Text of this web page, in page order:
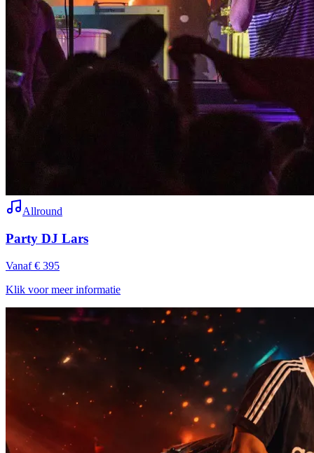
Allround
Party DJ Lars
Vanaf € 395
Klik voor meer informatie